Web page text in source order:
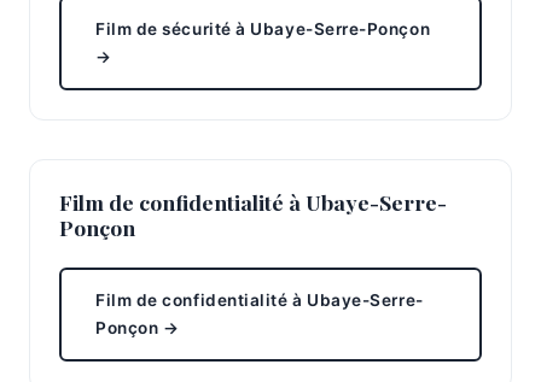
Film de sécurité à Ubaye-Serre-Ponçon
→
Film de confidentialité à Ubaye-Serre-
Ponçon
Film de confidentialité à Ubaye-Serre-
Ponçon →